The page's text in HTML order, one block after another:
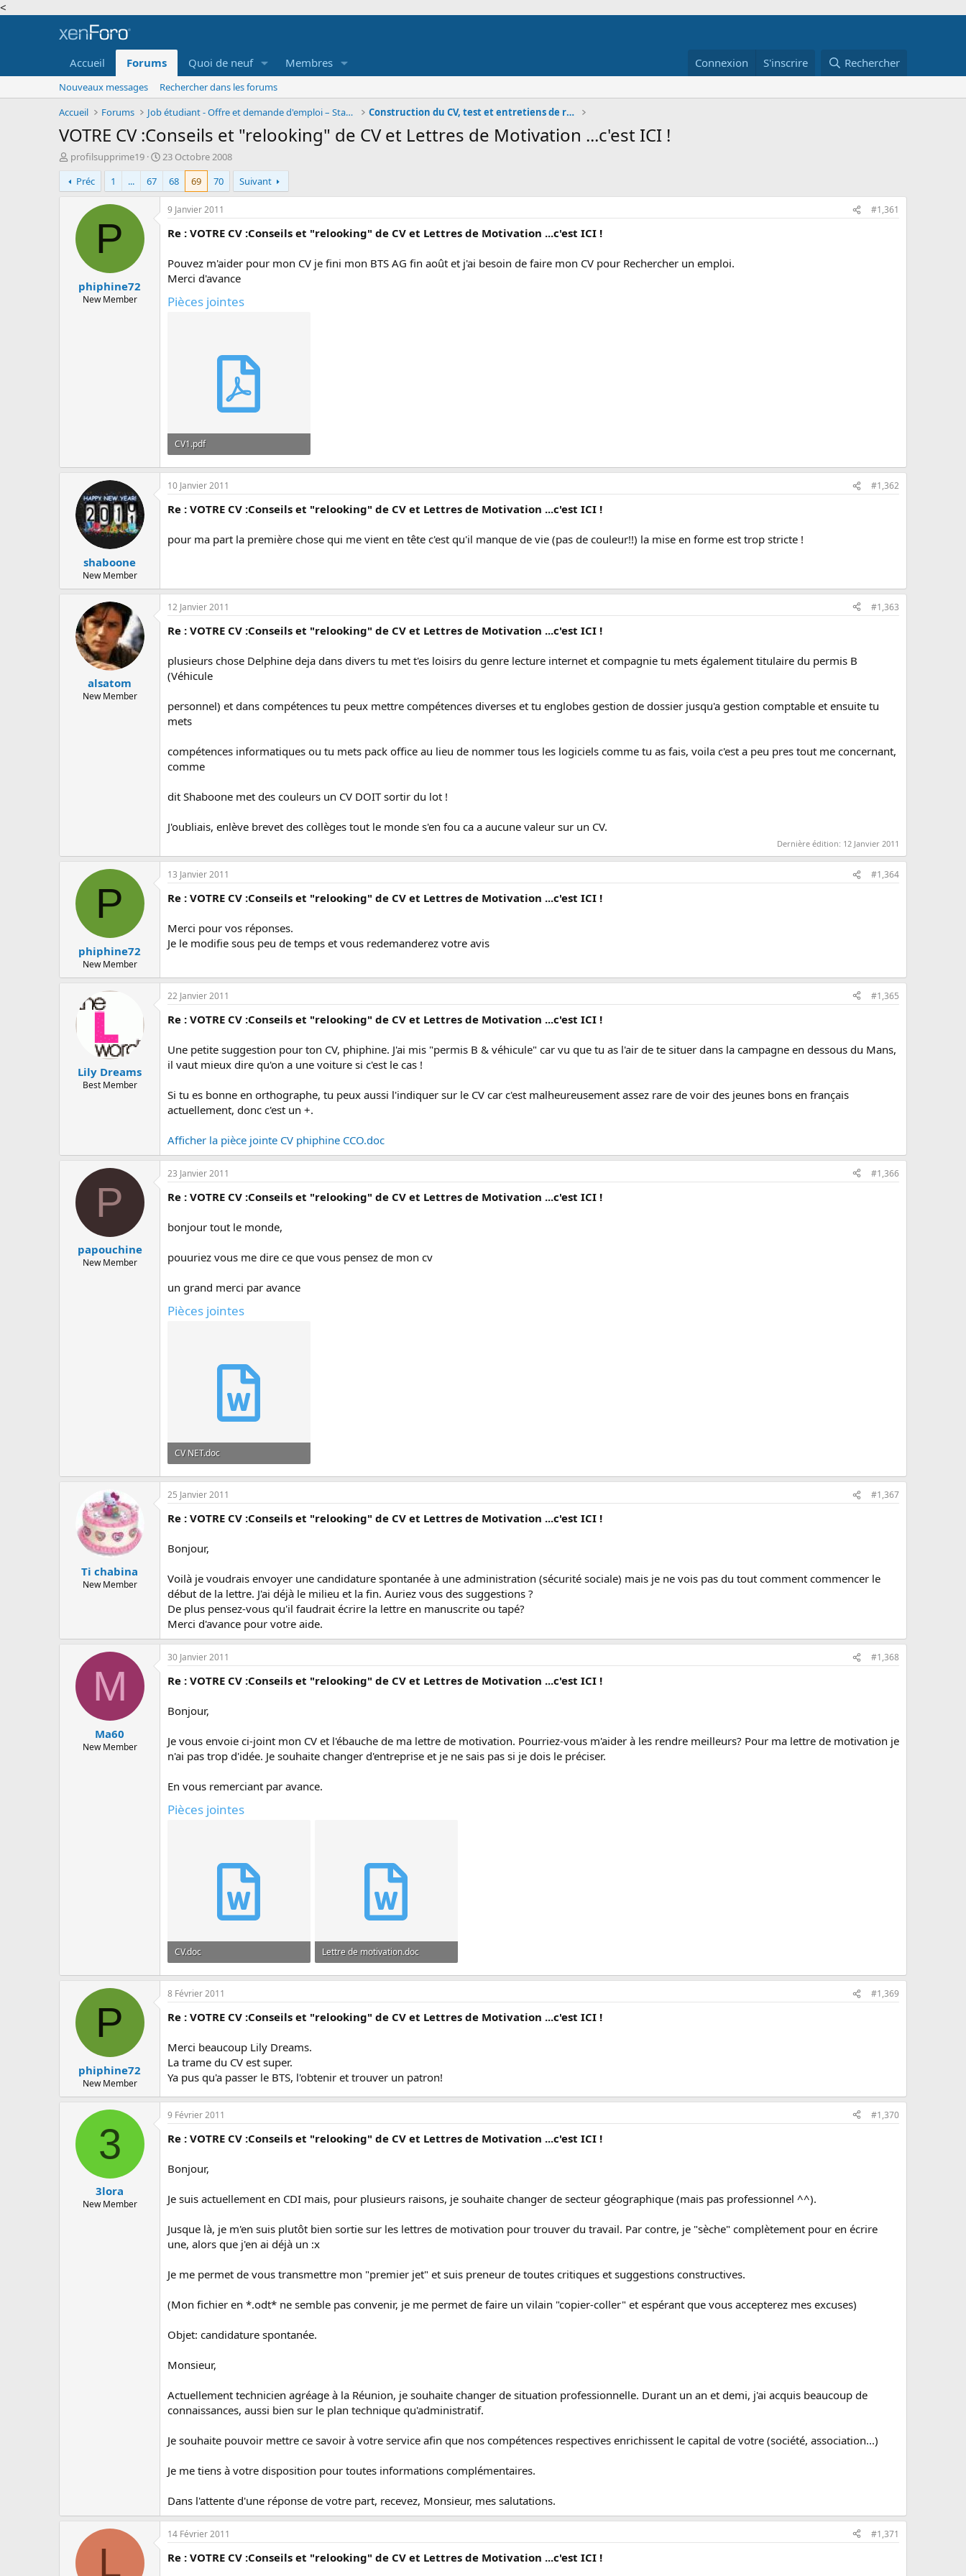
<
Accueil Forums Quoi de neuf Membres Connexion S'inscrire Rechercher
Nouveaux messages
Rechercher dans les forums
Accueil
Forums Job étudiant - Offre et demande d'emploi – Stage Construction du CV, test et entretiens de recrutem
VOTRE CV :Conseils et "relooking" de CV et Lettres de Motivation ...c'est ICI !
A
u
t
e
profilsupprime19
D
a
e
23 Octobre 2008
Préc
1 ... 67 68 69 70 Suivant
P
phiphine72
New Member
9 Janvier 2011 #1,361
Re : VOTRE CV :Conseils et "relooking" de CV et Lettres de Motivation ...c'est ICI !
Pouvez m'aider pour mon CV je fini mon BTS AG fin août et j'ai besoin de faire mon CV pour Rechercher un emploi.
Merci d'avance
Pièces jointes
CV1.pdf
180.6 KB · Affichages: 45
shaboone
New Member
10 Janvier 2011 #1,362
Re : VOTRE CV :Conseils et "relooking" de CV et Lettres de Motivation ...c'est ICI !
pour ma part la première chose qui me vient en tête c'est qu'il manque de vie (pas de couleur!!) la mise en forme est trop stricte !
alsatom
New Member
12 Janvier 2011 #1,363
Re : VOTRE CV :Conseils et "relooking" de CV et Lettres de Motivation ...c'est ICI !
plusieurs chose Delphine deja dans divers tu met t'es loisirs du genre lecture internet et compagnie tu mets également titulaire du permis B
(Véhicule
personnel) et dans compétences tu peux mettre compétences diverses et tu englobes gestion de dossier jusqu'a gestion comptable et ensuite tu
mets
compétences informatiques ou tu mets pack office au lieu de nommer tous les logiciels comme tu as fais, voila c'est a peu pres tout me concernant,
comme
dit Shaboone met des couleurs un CV DOIT sortir du lot !
J'oubliais, enlève brevet des collèges tout le monde s'en fou ca a aucune valeur sur un CV.
Dernière édition: 12 Janvier 2011
P
phiphine72
New Member
13 Janvier 2011 #1,364
Re : VOTRE CV :Conseils et "relooking" de CV et Lettres de Motivation ...c'est ICI !
Merci pour vos réponses.
Je le modifie sous peu de temps et vous redemanderez votre avis
Lily Dreams
Best Member
22 Janvier 2011 #1,365
Re : VOTRE CV :Conseils et "relooking" de CV et Lettres de Motivation ...c'est ICI !
Une petite suggestion pour ton CV, phiphine. J'ai mis "permis B & véhicule" car vu que tu as l'air de te situer dans la campagne en dessous du Mans,
il vaut mieux dire qu'on a une voiture si c'est le cas !
Si tu es bonne en orthographe, tu peux aussi l'indiquer sur le CV car c'est malheureusement assez rare de voir des jeunes bons en français
actuellement, donc c'est un +.
Afficher la pièce jointe CV phiphine CCO.doc
P
papouchine
New Member
23 Janvier 2011 #1,366
Re : VOTRE CV :Conseils et "relooking" de CV et Lettres de Motivation ...c'est ICI !
bonjour tout le monde,
pouuriez vous me dire ce que vous pensez de mon cv
un grand merci par avance
Pièces jointes
CV NET.doc
51 KB · Affichages: 26
Ti chabina
New Member
25 Janvier 2011 #1,367
Re : VOTRE CV :Conseils et "relooking" de CV et Lettres de Motivation ...c'est ICI !
Bonjour,
Voilà je voudrais envoyer une candidature spontanée à une administration (sécurité sociale) mais je ne vois pas du tout comment commencer le
début de la lettre. J'ai déjà le milieu et la fin. Auriez vous des suggestions ?
De plus pensez-vous qu'il faudrait écrire la lettre en manuscrite ou tapé?
Merci d'avance pour votre aide.
M
Ma60
New Member
30 Janvier 2011 #1,368
Re : VOTRE CV :Conseils et "relooking" de CV et Lettres de Motivation ...c'est ICI !
Bonjour,
Je vous envoie ci-joint mon CV et l'ébauche de ma lettre de motivation. Pourriez-vous m'aider à les rendre meilleurs? Pour ma lettre de motivation je
n'ai pas trop d'idée. Je souhaite changer d'entreprise et je ne sais pas si je dois le préciser.
En vous remerciant par avance.
Pièces jointes
CV.doc
36.5 KB · Affichages: 26
Lettre de motivation.doc
22 KB · Affichages: 18
P
phiphine72
New Member
8 Février 2011 #1,369
Re : VOTRE CV :Conseils et "relooking" de CV et Lettres de Motivation ...c'est ICI !
Merci beaucoup Lily Dreams.
La trame du CV est super.
Ya pus qu'a passer le BTS, l'obtenir et trouver un patron!
3
3lora
New Member
9 Février 2011 #1,370
Re : VOTRE CV :Conseils et "relooking" de CV et Lettres de Motivation ...c'est ICI !
Bonjour,
Je suis actuellement en CDI mais, pour plusieurs raisons, je souhaite changer de secteur géographique (mais pas professionnel ^^).
Jusque là, je m'en suis plutôt bien sortie sur les lettres de motivation pour trouver du travail. Par contre, je "sèche" complètement pour en écrire
une, alors que j'en ai déjà un :x
Je me permet de vous transmettre mon "premier jet" et suis preneur de toutes critiques et suggestions constructives.
(Mon fichier en *.odt* ne semble pas convenir, je me permet de faire un vilain "copier-coller" et espérant que vous accepterez mes excuses)
Objet: candidature spontanée.
Monsieur,
Actuellement technicien agréage à la Réunion, je souhaite changer de situation professionnelle. Durant un an et demi, j'ai acquis beaucoup de
connaissances, aussi bien sur le plan technique qu'administratif.
Je souhaite pouvoir mettre ce savoir à votre service afin que nos compétences respectives enrichissent le capital de votre (société, association...)
Je me tiens à votre disposition pour toutes informations complémentaires.
Dans l'attente d'une réponse de votre part, recevez, Monsieur, mes salutations.
L
14 Février 2011 #1,371
Re : VOTRE CV :Conseils et "relooking" de CV et Lettres de Motivation ...c'est ICI !